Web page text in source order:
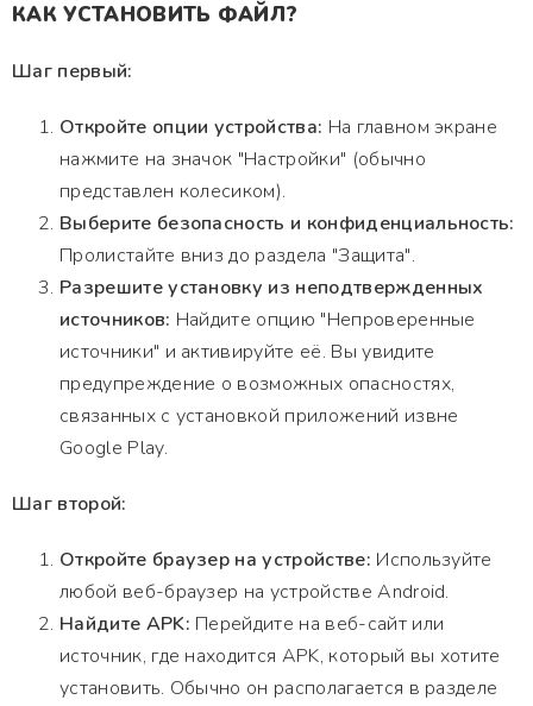
КАК УСТАНОВИТЬ ФАЙЛ?
Шаг первый:
Откройте опции устройства: На главном экране
нажмите на значок "Настройки" (обычно
представлен колесиком).
Выберите безопасность и конфиденциальность:
Пролистайте вниз до раздела "Защита".
Разрешите установку из неподтвержденных
источников: Найдите опцию "Непроверенные
источники" и активируйте её. Вы увидите
предупреждение о возможных опасностях,
связанных с установкой приложений извне
Google Play.
Шаг второй:
Откройте браузер на устройстве: Используйте
любой веб-браузер на устройстве Android.
Найдите APK: Перейдите на веб-сайт или
источник, где находится APK, который вы хотите
установить. Обычно он располагается в разделе